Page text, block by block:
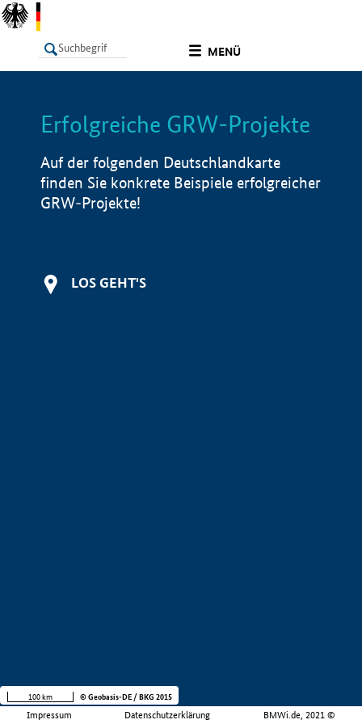
MENÜ
LISTE Info
Erfolgreiche GRW-Projekte
Auf der folgenden Deutschlandkarte
finden Sie konkrete Beispiele erfolgreicher
GRW-Projekte!
LOS GEHT'S
Impressum Datenschutzerklärung BMWi.de, 2021 ©
100 km © Geobasis-DE / BKG 2015